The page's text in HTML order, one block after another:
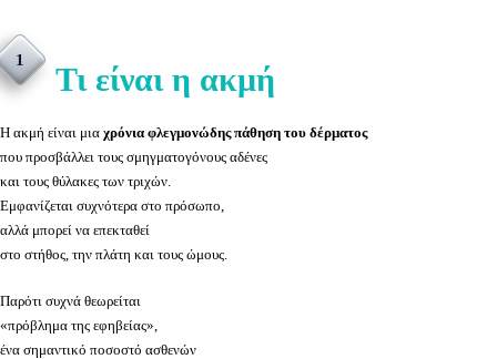
1
Τι είναι η ακμή
Η ακμή είναι μια χρόνια φλεγμονώδης πάθηση του δέρματος
που προσβάλλει τους σμηγματογόνους αδένες
και τους θύλακες των τριχών.
Εμφανίζεται συχνότερα στο πρόσωπο,
αλλά μπορεί να επεκταθεί
στο στήθος, την πλάτη και τους ώμους.
Παρότι συχνά θεωρείται
«πρόβλημα της εφηβείας»,
ένα σημαντικό ποσοστό ασθενών